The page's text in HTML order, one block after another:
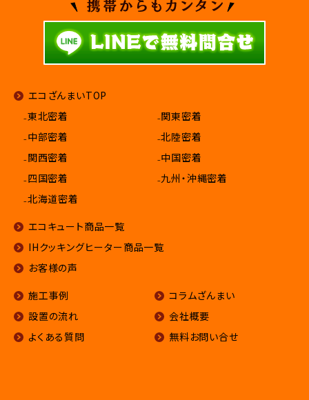
エコざんまいTOP
₋東北密着
₋関東密着
₋中部密着
₋北陸密着
₋関西密着
₋中国密着
₋四国密着
₋九州・沖縄密着
₋北海道密着
エコキュート商品一覧
IHクッキングヒーター商品一覧
お客様の声
施工事例
設置の流れ
よくある質問
コラムざんまい
会社概要
無料お問い合せ